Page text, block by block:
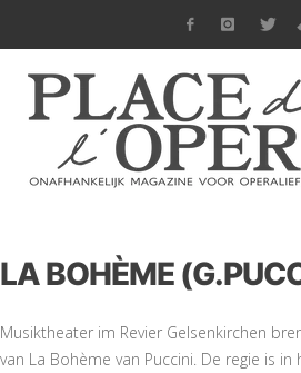
LA BOHÈME
Musiktheater im Revier Gelsenkirchen
van La Bohème van Puccini. De regie is in